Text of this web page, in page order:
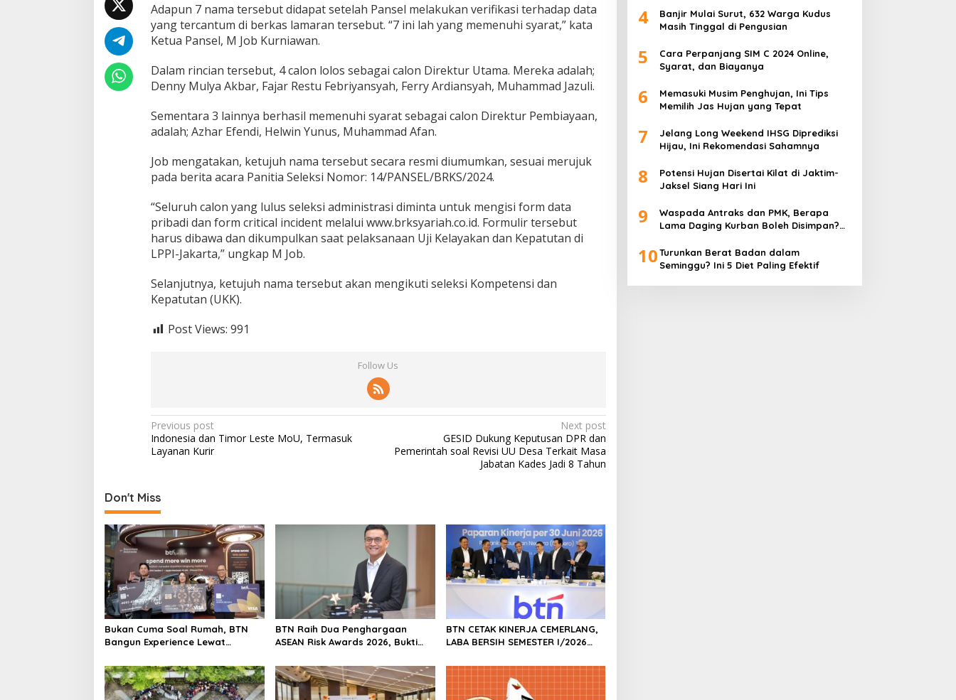
a
h
:
7
a
m
o
l
s
S
e
k
s
i
m
i
i
Adapun 7 nama tersebut didapat setelah Pansel melakukan verifikasi terhadap data
yang tercantum di berkas lamaran tersebut. “7 ini lah yang memenuhi syarat,” kata
Ketua Pansel, M Job Kurniawan.
Dalam rincian tersebut, 4 calon lolos sebagai calon Direktur Utama. Mereka adalah;
Denny Mulya Akbar, Fajar Restu Febriyansyah, Ferry Ardiansyah, Muhammad Jazuli.
Sementara 3 lainnya berhasil memenuhi syarat sebagai calon Direktur Pembiayaan,
adalah; Azhar Efendi, Helwin Yunus, Muhammad Afan.
Job mengatakan, ketujuh nama tersebut secara resmi diumumkan, sesuai merujuk
pada berita acara Panitia Seleksi Nomor: 14/PANSEL/BRKS/2024.
“Seluruh calon yang lulus seleksi administrasi diminta untuk mengisi form data
pribadi dan form critical incident melalui www.brksyariah.co.id. Formulir tersebut
harus dibawa dan dikumpulkan saat pelaksanaan Uji Kelayakan dan Kepatutan di
LPPI-Jakarta,” ungkap M Job.
Selanjutnya, ketujuh nama tersebut akan mengikuti seleksi Kompetensi dan
Kepatutan (UKK).
Post Views: 991
Follow Us
P
o
n
a
v
i
g
a
t
i
o
n
Previous post
Indonesia dan Timor Leste MoU, Termasuk
Layanan Kurir
Next post
GESID Dukung Keputusan DPR dan
Pemerintah soal Revisi UU Desa Terkait Masa
Jabatan Kades Jadi 8 Tahun
Don't Miss
Bukan Cuma Soal Rumah, BTN
Bangun Experience Lewat
BTN Raih Dua Penghargaan
ASEAN Risk Awards 2026, Bukti
Berstandar Internasional
Perkuat Pertumbuhan
Berkelanjutan
BTN CETAK KINERJA CEMERLANG,
LABA BERSIH SEMESTER I/2026
JADI 2,99%
4
Banjir Mulai Surut, 632 Warga Kudus
Masih Tinggal di Pengusian
5
Cara Perpanjang SIM C 2024 Online,
Syarat, dan Biayanya
6
Memasuki Musim Penghujan, Ini Tips
Memilih Jas Hujan yang Tepat
7
Jelang Long Weekend IHSG Diprediksi
Hijau, Ini Rekomendasi Sahamnya
8
Potensi Hujan Disertai Kilat di Jaktim-
Jaksel Siang Hari Ini
9
Waspada Antraks dan PMK, Berapa
Lama Daging Kurban Boleh Disimpan?
10Turunkan Berat Badan dalam
Seminggu? Ini 5 Diet Paling Efektif